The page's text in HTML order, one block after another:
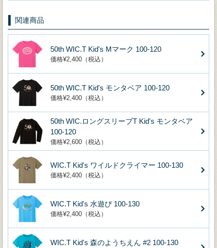
関連商品
50th WIC.T Kid's Mマーク 100-120
価格¥2,400（税込）
50th WIC.T Kid's モンタベア 100-120
価格¥2,400（税込）
50th WIC.ロングスリーブT Kid's モンタベア
100-120
価格¥2,600（税込）
WIC.T Kid's ワイルドクライマー 100-130
価格¥2,400（税込）
WIC.T Kid's 水遊び 100-130
価格¥2,400（税込）
WIC.T Kid's 森のようちえん #2 100-130